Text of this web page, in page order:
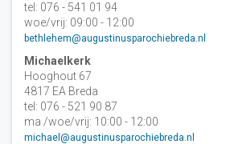
tel: 076 - 541 01 94
woe/vrij: 09:00 - 12:00
bethlehem@augustinusparochiebreda.nl
Michaelkerk
Hooghout 67
4817 EA Breda
tel: 076 - 521 90 87
ma /woe/vrij: 10:00 - 12:00
michael@augustinusparochiebreda.nl